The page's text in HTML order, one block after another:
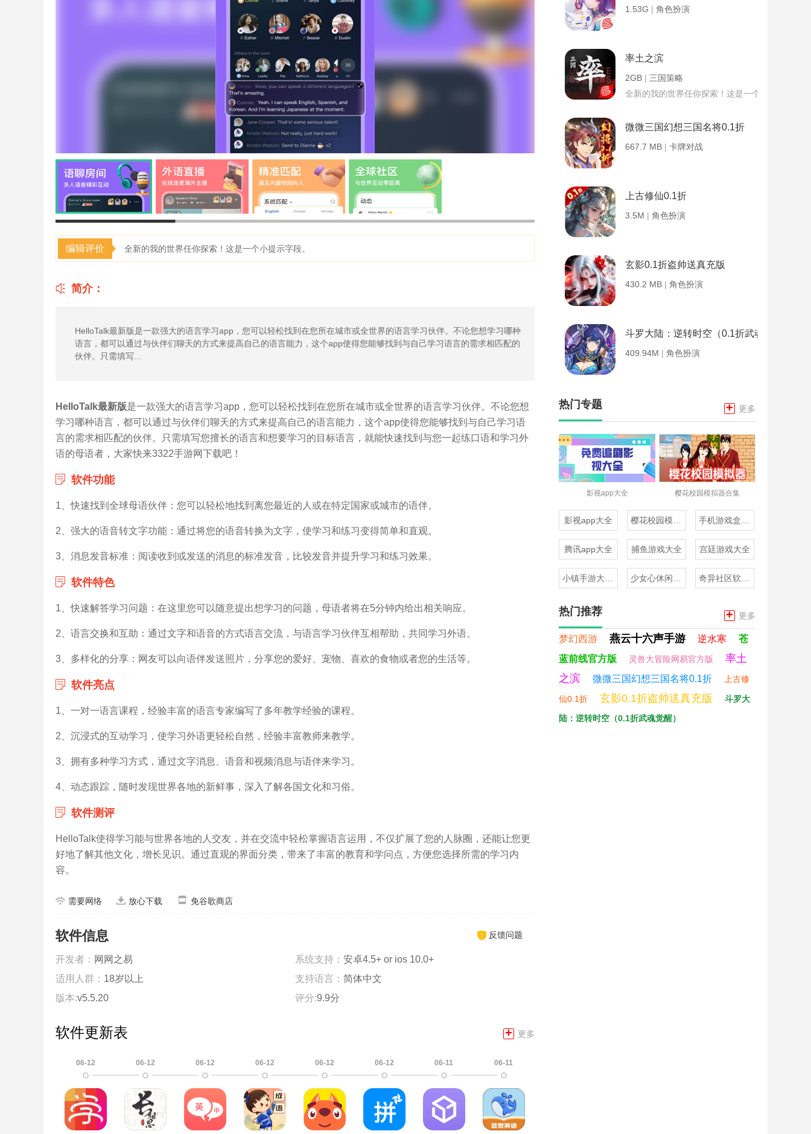
编辑评价 全新的我的世界任你探索！这是一个小提示字段。
简介：
HelloTalk最新版是一款强大的语言学习app，您可以轻松找到在您所在城市或全世界的语言学习伙伴。不论您想学习哪种
语言，都可以通过与伙伴们聊天的方式来提高自己的语言能力，这个app使得您能够找到与自己学习语言的需求相匹配的
伙伴。只需填写...
HelloTalk最新版是一款强大的语言学习app，您可以轻松找到在您所在城市或全世界的语言学习伙伴。不论您想
学习哪种语言，都可以通过与伙伴们聊天的方式来提高自己的语言能力，这个app使得您能够找到与自己学习语
言的需求相匹配的伙伴。只需填写您擅长的语言和想要学习的目标语言，就能快速找到与您一起练口语和学习外
语的母语者，大家快来3322手游网下载吧！
软件功能
1、快速找到全球母语伙伴：您可以轻松地找到离您最近的人或在特定国家或城市的语伴。
2、强大的语音转文字功能：通过将您的语音转换为文字，使学习和练习变得简单和直观。
3、消息发音标准：阅读收到或发送的消息的标准发音，比较发音并提升学习和练习效果。
软件特色
1、快速解答学习问题：在这里您可以随意提出想学习的问题，母语者将在5分钟内给出相关响应。
2、语言交换和互助：通过文字和语音的方式语言交流，与语言学习伙伴互相帮助，共同学习外语。
3、多样化的分享：网友可以向语伴发送照片，分享您的爱好、宠物、喜欢的食物或者您的生活等。
软件亮点
1、一对一语言课程，经验丰富的语言专家编写了多年教学经验的课程。
2、沉浸式的互动学习，使学习外语更轻松自然，经验丰富教师来教学。
3、拥有多种学习方式，通过文字消息、语音和视频消息与语伴来学习。
4、动态跟踪，随时发现世界各地的新鲜事，深入了解各国文化和习俗。
软件测评
HelloTalk使得学习能与世界各地的人交友，并在交流中轻松掌握语言运用，不仅扩展了您的人脉圈，还能让您更
好地了解其他文化，增长见识。通过直观的界面分类，带来了丰富的教育和学问点，方便您选择所需的学习内
容。
需要网络 放心下载 免谷歌商店
软件信息 反馈问题
开发者： 网网之易 系统支持： 安卓4.5+ or ios 10.0+
适用人群： 18岁以上 支持语言： 简体中文
版本:v5.5.20 评分:9.9分
软件更新表 + 更多
06-12 06-12 06-12 06-12 06-12 06-12 06-11 06-11
1.53G | 角色扮演
率土之滨
2GB | 三国策略
全新的我的世界任你探索！这是一个小提示字段。
微微三国幻想三国名将0.1折
667.7 MB | 卡牌对战
上古修仙0.1折
3.5M | 角色扮演
玄影0.1折盗帅送真充版
430.2 MB | 角色扮演
斗罗大陆：逆转时空（0.1折武魂觉醒）
409.94M | 角色扮演
热门专题 + 更多
影视app大全 樱花校园模拟器合集
影视app大全
腾讯app大全 捕鱼游戏大全 宫廷游戏大全
热门推荐 + 更多
梦幻西游 燕云十六声手游 逆水寒
苍
蓝前线官方版
灵兽大冒险网易官方版
率土
之滨
微微三国幻想三国名将0.1折 上古修
仙0.1折 玄影0.1折盗帅送真充版
斗罗大
陆：逆转时空（0.1折武魂觉醒）